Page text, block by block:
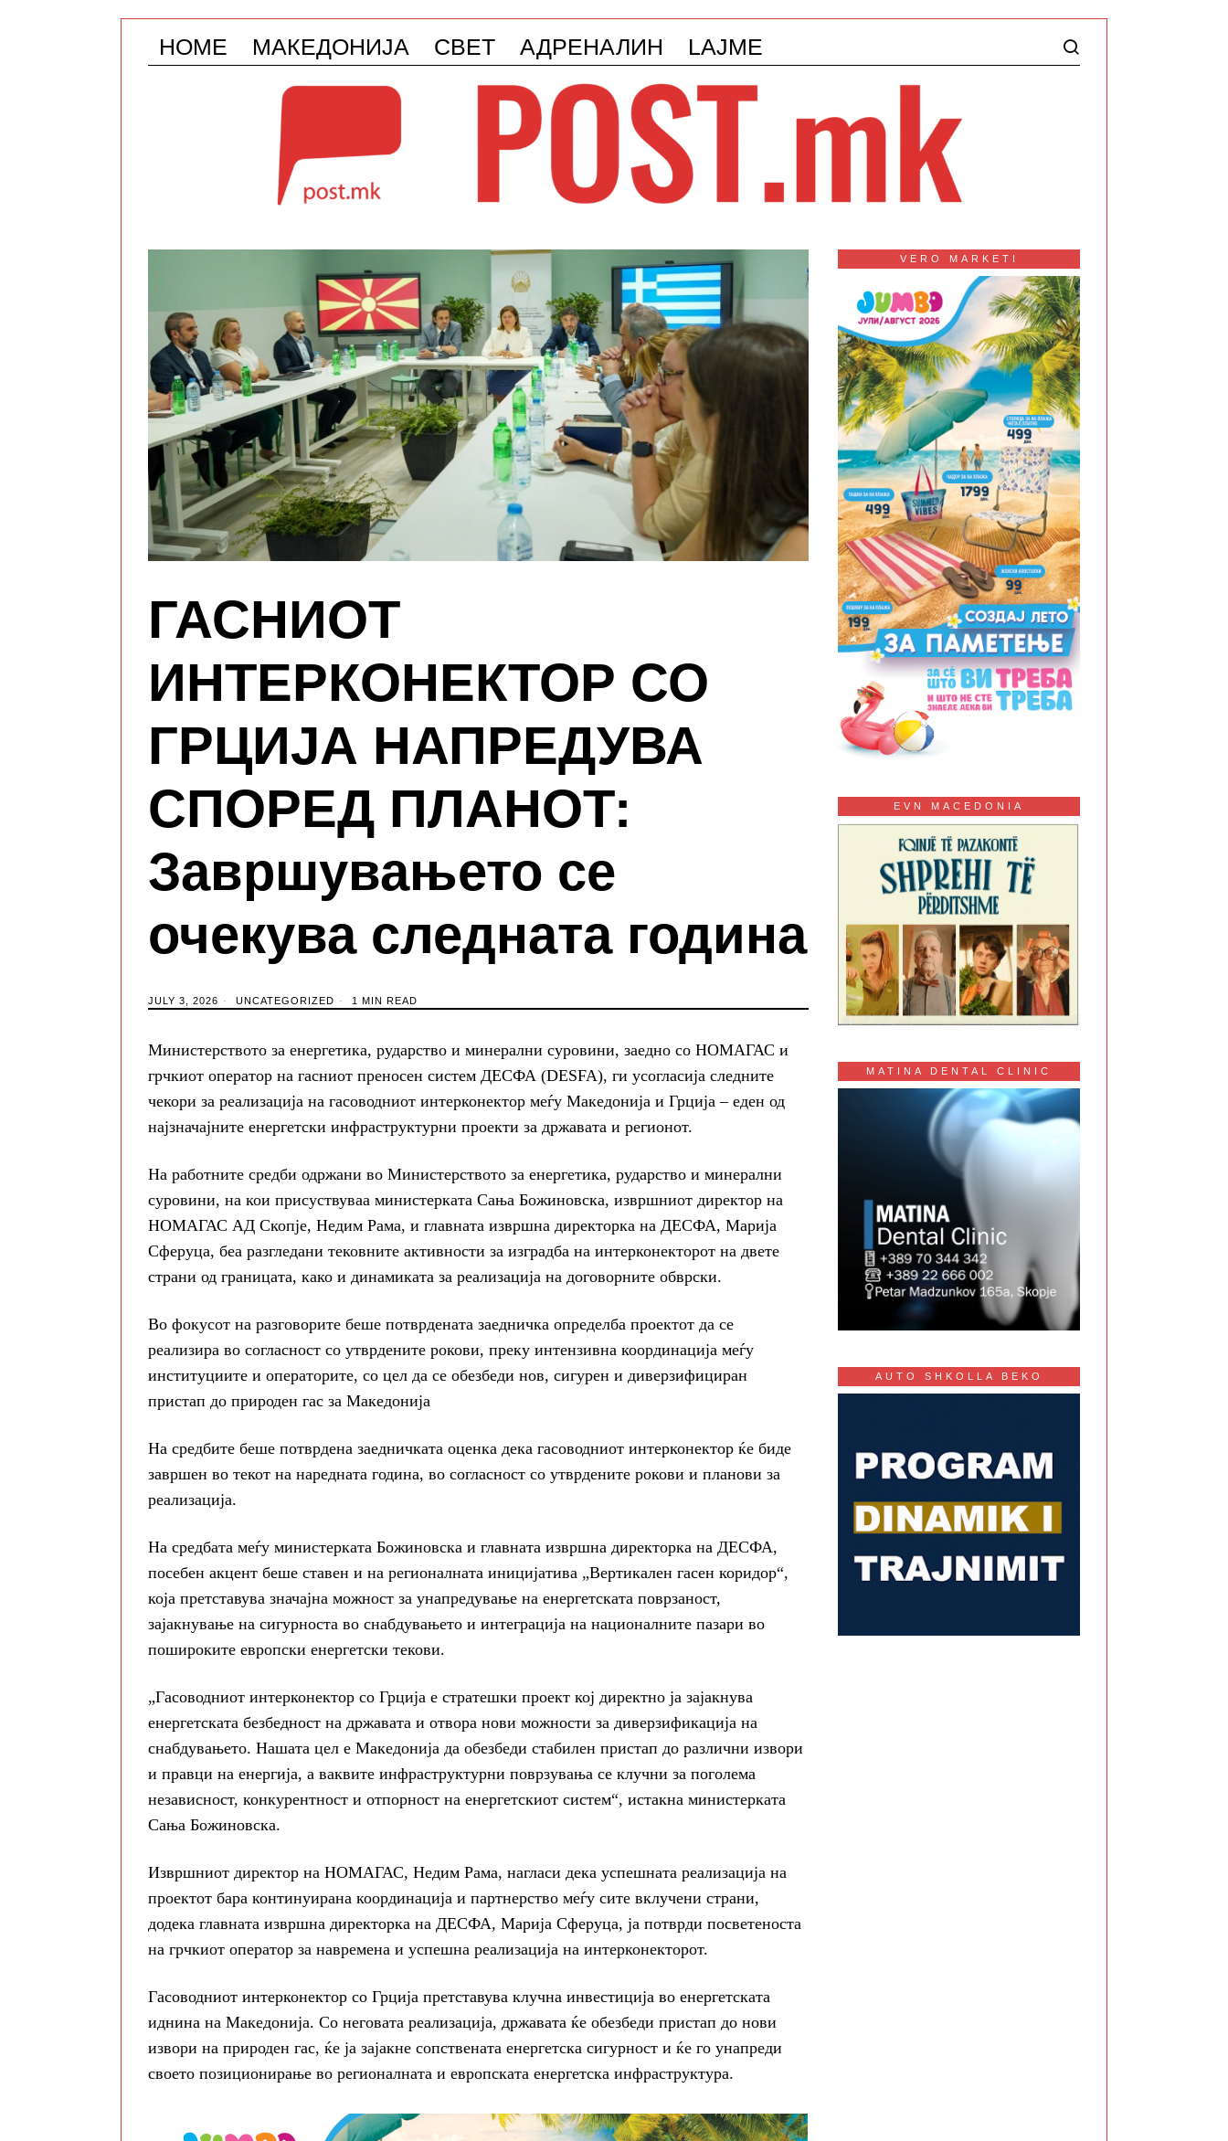
HOME МАКЕДОНИЈА СВЕТ АДРЕНАЛИН LAJME
ГАСНИОТ
ИНТЕРКОНЕКТОР СО
ГРЦИЈА НАПРЕДУВА
СПОРЕД ПЛАНОТ:
Завршувањето се
очекува следната година
JULY 3, 2026 UNCATEGORIZED 1 MIN READ
Министерството за енергетика, рударство и минерални суровини, заедно со НОМАГАС и
грчкиот оператор на гасниот преносен систем ДЕСФА (DESFA), ги усогласија следните
чекори за реализација на гасоводниот интерконектор меѓу Македонија и Грција – еден од
најзначајните енергетски инфраструктурни проекти за државата и регионот.
На работните средби одржани во Министерството за енергетика, рударство и минерални
суровини, на кои присуствуваа министерката Сања Божиновска, извршниот директор на
НОМАГАС АД Скопје, Недим Рама, и главната извршна директорка на ДЕСФА, Марија
Сферуца, беа разгледани тековните активности за изградба на интерконекторот на двете
страни од границата, како и динамиката за реализација на договорните обврски.
Во фокусот на разговорите беше потврдената заедничка определба проектот да се
реализира во согласност со утврдените рокови, преку интензивна координација меѓу
институциите и операторите, со цел да се обезбеди нов, сигурен и диверзифициран
пристап до природен гас за Македонија
На средбите беше потврдена заедничката оценка дека гасоводниот интерконектор ќе биде
завршен во текот на наредната година, во согласност со утврдените рокови и планови за
реализација.
На средбата меѓу министерката Божиновска и главната извршна директорка на ДЕСФА,
посебен акцент беше ставен и на регионалната иницијатива „Вертикален гасен коридор“,
која претставува значајна можност за унапредување на енергетската поврзаност,
зајакнување на сигурноста во снабдувањето и интеграција на националните пазари во
пошироките европски енергетски текови.
„Гасоводниот интерконектор со Грција е стратешки проект кој директно ја зајакнува
енергетската безбедност на државата и отвора нови можности за диверзификација на
снабдувањето. Нашата цел е Македонија да обезбеди стабилен пристап до различни извори
и правци на енергија, а ваквите инфраструктурни поврзувања се клучни за поголема
независност, конкурентност и отпорност на енергетскиот систем“, истакна министерката
Сања Божиновска.
Извршниот директор на НОМАГАС, Недим Рама, нагласи дека успешната реализација на
проектот бара континуирана координација и партнерство меѓу сите вклучени страни,
додека главната извршна директорка на ДЕСФА, Марија Сферуца, ја потврди посветеноста
на грчкиот оператор за навремена и успешна реализација на интерконекторот.
Гасоводниот интерконектор со Грција претставува клучна инвестиција во енергетската
иднина на Македонија. Со неговата реализација, државата ќе обезбеди пристап до нови
извори на природен гас, ќе ја зајакне сопствената енергетска сигурност и ќе го унапреди
своето позиционирање во регионалната и европската енергетска инфраструктура.
VERO MARKETI
EVN MACEDONIA
MATINA DENTAL CLINIC
AUTO SHKOLLA BEKO